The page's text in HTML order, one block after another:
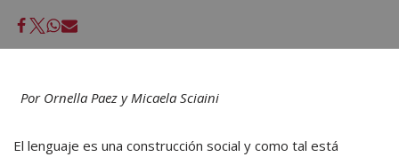
Por Ornella Paez y Micaela Sciaini
El lenguaje es una construcción social y como tal está